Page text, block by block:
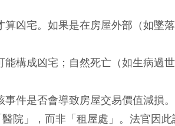
凶宅。如果是在房屋外部（如墜
構成凶宅；自然死亡（如生病過世
件是否會導致房屋交易價值減損。
院」，而非「租屋處」。法官因此